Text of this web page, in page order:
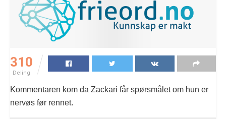
310
Deling
Kommentaren kom da Zackari får spørsmålet om hun er
nervøs før rennet.